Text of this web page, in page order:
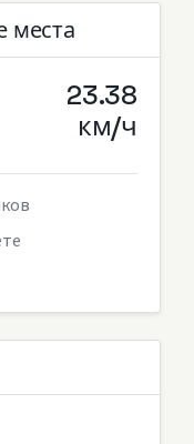
места
23.38
км/ч